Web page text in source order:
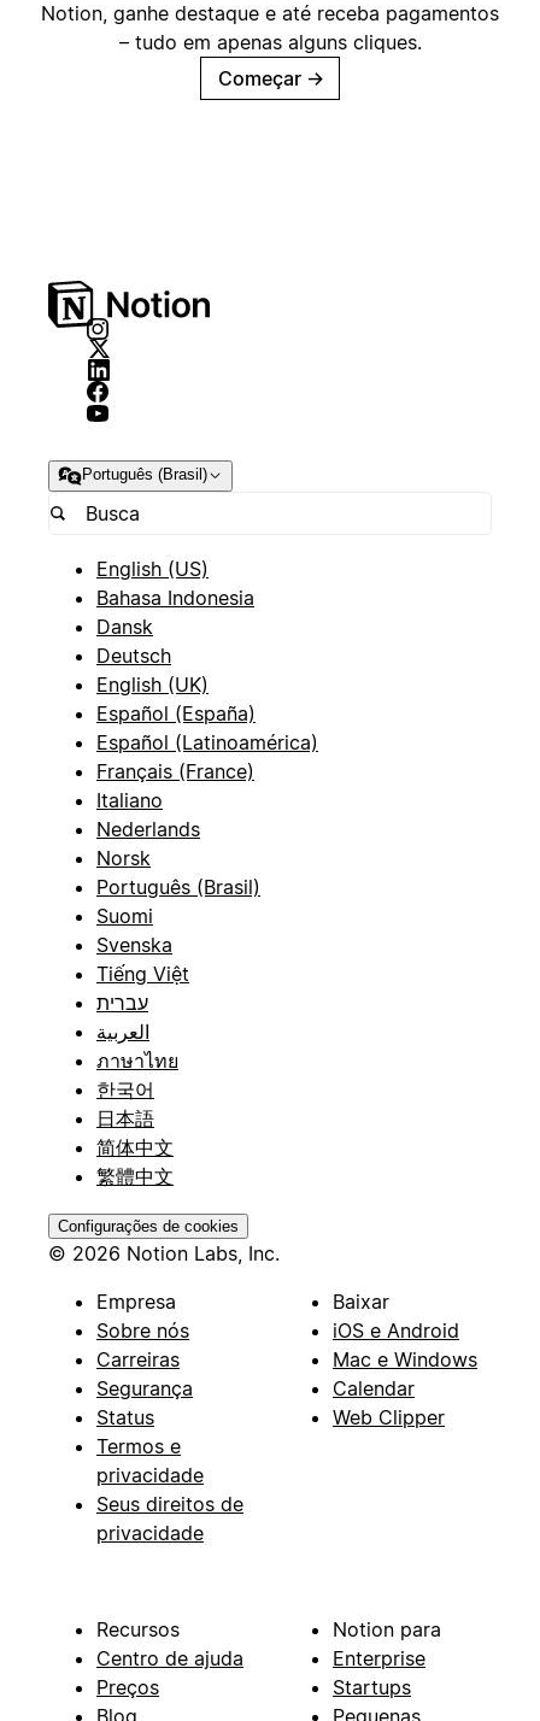
Notion, ganhe destaque e até receba pagamentos
– tudo em apenas alguns cliques.
Começar →
Português (Brasil)
English (US)
Bahasa Indonesia
Dansk
Deutsch
English (UK)
Español (España)
Español (Latinoamérica)
Français (France)
Italiano
Nederlands
Norsk
Português (Brasil)
Suomi
Svenska
Tiếng Việt
עברית
العربية
ภาษาไทย
한국어
日本語
简体中文
繁體中文
Configurações de cookies
© 2026 Notion Labs, Inc.
Empresa
Sobre nós
Carreiras
Segurança
Status
Termos e
privacidade
Seus direitos de
privacidade
Baixar
iOS e Android
Mac e Windows
Calendar
Web Clipper
Recursos
Centro de ajuda
Preços
Blog
Notion para
Enterprise
Startups
Pequenas